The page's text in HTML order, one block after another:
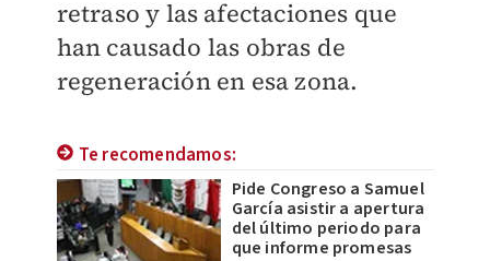
retraso y las afectaciones que
han causado las obras de
regeneración en esa zona.
Te recomendamos:
Pide Congreso a Samuel
García asistir a apertura
del último periodo para
que informe promesas